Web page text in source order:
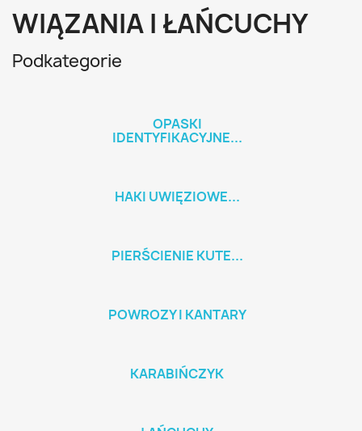
WIĄZANIA I ŁAŃCUCHY
Podkategorie
OPASKI
IDENTYFIKACYJNE...
HAKI UWIĘZIOWE...
PIERŚCIENIE KUTE...
POWROZY I KANTARY
KARABIŃCZYK